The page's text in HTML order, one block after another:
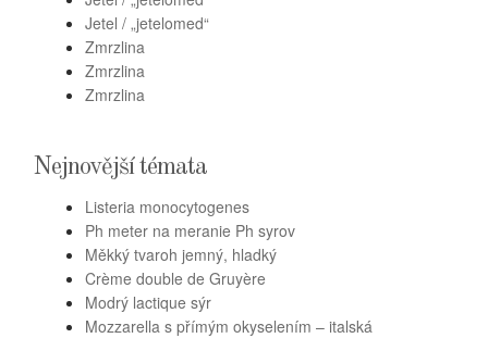
Jetel / „jetelomed“
Zmrzlina
Zmrzlina
Zmrzlina
Nejnovější témata
Listeria monocytogenes
Ph meter na meranie Ph syrov
Měkký tvaroh jemný, hladký
Crème double de Gruyère
Modrý lactique sýr
Mozzarella s přímým okyselením – italská